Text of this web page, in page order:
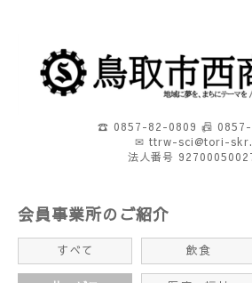
☎ 0857-82-0809 📠
✉ ttrw-sci@tori-
法人番号
会員事業所のご紹介
すべて 飲食